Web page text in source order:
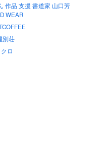
作品 支援 書道家 山口芳
WEAR
別荘
ロ